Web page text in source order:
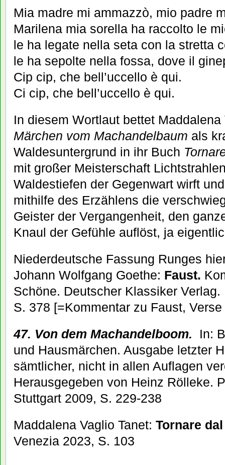
Mia madre mi ammazzò, mio padre
Marilena mia sorella ha raccolto le
le ha legate nella seta con la stretta
le ha sepolte nella fossa, dove il
Cip cip, che bell’uccello è qui.
Ci cip, che bell’uccello è qui.
In diesem Wortlaut bettet Maddalena
Märchen vom Machandelbaum als
Waldesuntergrund in ihr Buch
mit großer Meisterschaft
Waldestiefen der Gegenwart wirft
mithilfe des Erzählens die
Geister der Vergangenheit, den
Knaul der Gefühle auflöst, ja
Niederdeutsche Fassung Runges
Johann Wolfgang Goethe: Faust.
Schöne. Deutscher Klassiker
S. 378 [=Kommentar zu Faust,
47. Von dem Machandelboom.
In:
und Hausmärchen. Ausgabe letzter
sämtlicher, nicht in allen Auflagen
Herausgegeben von Heinz Rölleke.
Stuttgart 2009, S. 229-238
Maddalena Vaglio Tanet: Tornare
Venezia 2023, S. 103